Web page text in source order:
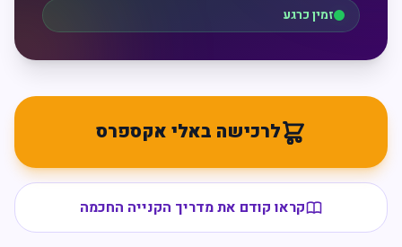
זמין כרגע
לרכישה באלי אקספרס
קראו קודם את מדריך הקנייה החכמה